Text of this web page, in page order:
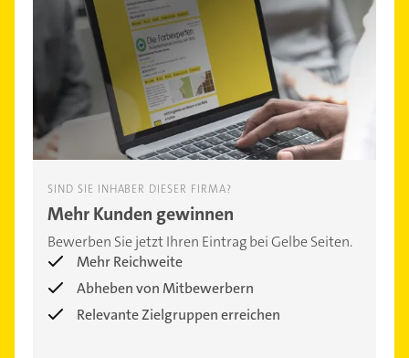
SIND SIE INHABER DIESER FIRMA?
Mehr Kunden gewinnen
Bewerben Sie jetzt Ihren Eintrag bei Gelbe Seiten.
Mehr Reichweite
Abheben von Mitbewerbern
Relevante Zielgruppen erreichen